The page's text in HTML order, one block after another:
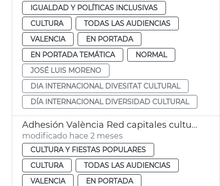
IGUALDAD Y POLÍTICAS INCLUSIVAS
CULTURA
TODAS LAS AUDIENCIAS
VALENCIA
EN PORTADA
EN PORTADA TEMÁTICA
NORMAL
JOSÉ LUIS MORENO
DIA INTERNACIONAL DIVESITAT CULTURAL
DÍA INTERNACIONAL DIVERSIDAD CULTURAL
Adhesión València Red capitales culturales
modificado hace 2 meses
CULTURA Y FIESTAS POPULARES
CULTURA
TODAS LAS AUDIENCIAS
VALENCIA
EN PORTADA